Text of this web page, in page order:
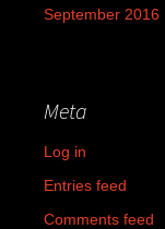
September 2016
Meta
Log in
Entries feed
Comments feed